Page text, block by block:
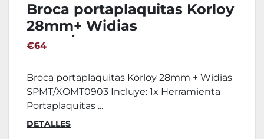
Broca portaplaquitas Korloy
28mm+ Widias
SPMT/XOMT0903
€64
Broca portaplaquitas Korloy 28mm + Widias
SPMT/XOMT0903 Incluye: 1x Herramienta
Portaplaquitas ...
DETALLES